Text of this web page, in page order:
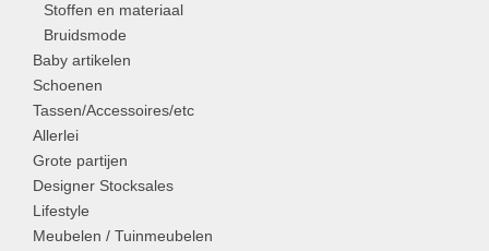
Stoffen en materiaal
Bruidsmode
Baby artikelen
Schoenen
Tassen/Accessoires/etc
Allerlei
Grote partijen
Designer Stocksales
Lifestyle
Meubelen / Tuinmeubelen